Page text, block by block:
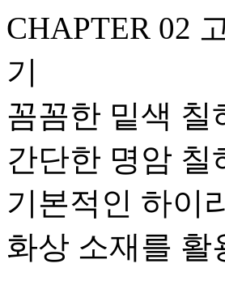
CHAPTER 02
기
꼼꼼한 밑색 칠
간단한 명암 칠
기본적인 하이
화상 소재를 활